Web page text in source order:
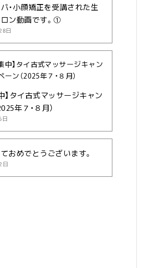
・小顔矯正を受講された生
ン動画です。①
日
】タイ古式マッサージキャン
年７・８月）
おめでとうございます。
日